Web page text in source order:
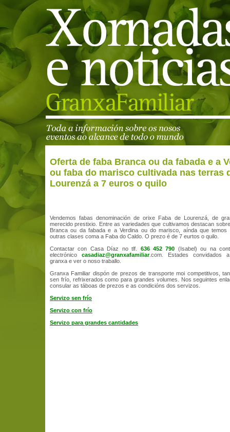
Oferta de faba Branca ou da fabada e a
ou faba do marisco cultivada nas terras
Lourenzá a 7 euros o quilo
Vendemos fabas denominación de orixe Faba de Lourenzá, de
merecido prestixio. Entre as variedades que cultivamos destacan
Branca ou da fabada e a Verdina ou do marisco, aínda que temos
outras clases coma a Faba do Caldo. O prezo é de 7 eurtos o quilo.
Contactar con Casa Díaz no tlf. 636 452 790 (Isabel) ou na
electrónico casadiaz@granxafamiliar.com. Estades convidados
granxa e ver o noso traballo.
Granxa Familiar dispón de prezos de transporte moi competitivos,
sen frío, refrixerados como para grandes volumes. Nos seguintes
consular as táboas de prezos e as condicións dos servizos.
Servizo sen frío
Servizo con frío
Servizo para grandes cantidades